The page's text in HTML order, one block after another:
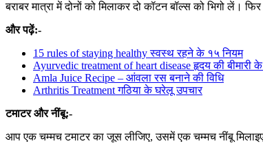
बराबर मात्रा में दोनों को मिलाकर दो कॉटन बॉल्स को भिगो
और पढ़ें:-
15 rules of staying healthy स्वस्थ रहने के १५ नियम
Ayurvedic treatment of heart disease हृदय की बीमारी
Amla Juice Recipe – आंवला रस बनाने की विधि
Arthritis Treatment गठिया के घरेलू उपचार
टमाटर और नींबू:-
आप एक चम्मच टमाटर का जूस लीजिए, उसमें एक चम्मच नींबू